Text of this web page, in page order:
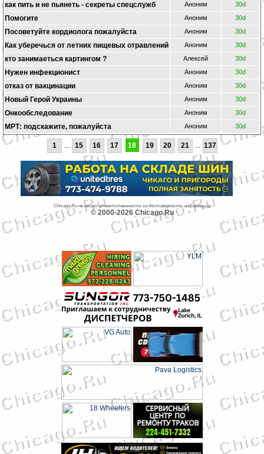
как пить и не пьянеть - секреты спецслужб Аноним 30d
Помогите Аноним 30d
Посоветуйте кордиолога пожалуйста Аноним 30d
Как уберечься от летних пищевых отравлений Аноним 30d
кто занимаеться картингом ? Алексей 30d
Нужен инфекционист Аноним 30d
отказ от вакцинации Аноним 30d
Новый Герой Украины Аноним 30d
Онкообследование Аноним 30d
МРТ: подскажите, пожалуйста Аноним 30d
1 ... 15 16 17 18 19 20 21 ... 137
Chicago.Ru не несет ответственности за достоверность информации
© 2000-2026 Chicago.Ru